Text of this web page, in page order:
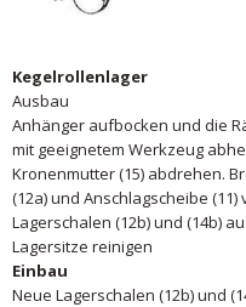
Kegelrollenlager
Ausbau
Anhänger aufbocken und die
mit geeignetem Werkzeug
Kronenmutter (15) abdrehen.
(12a) und Anschlagscheibe
Lagerschalen (12b) und (14b)
Lagersitze reinigen
Einbau
Neue Lagerschalen (12b) und